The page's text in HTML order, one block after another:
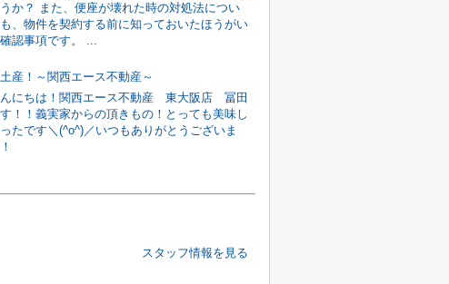
うか？ また、便座が壊れた時の対処法につい
、物件を契約する前に知っておいたほうがい
認事項です。 ...
産！～関西エース不動産～
にちは！関西エース不動産 東大阪店 冨田
！！義実家からの頂きもの！とっても美味し
たです＼(^o^)／いつもありがとうございま
スタッフ情報を見る